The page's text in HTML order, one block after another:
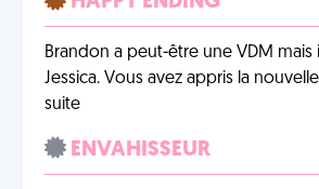
Brandon a peut-être une VDM mais
Jessica. Vous avez appris la
suite
ENVAHISSEUR